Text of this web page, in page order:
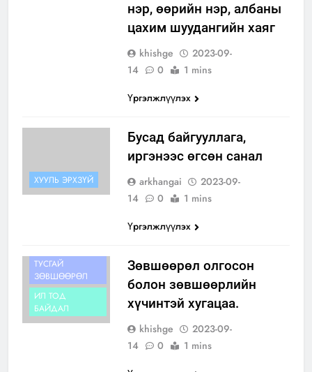
нэр, өөрийн нэр, албаны
цахим шуудангийн хаяг
khishge
2023-09-
14
0
1 mins
Үргэлжлүүлэх
ХУУЛЬ ЭРХЗҮЙ
Бусад байгууллага,
иргэнээс өгсөн санал
arkhangai
2023-09-
14
0
1 mins
Үргэлжлүүлэх
ТУСГАЙ
ЗӨВШӨӨРӨЛ
ИЛ ТОД
БАЙДАЛ
Зөвшөөрөл олгосон
болон зөвшөөрлийн
хүчинтэй хугацаа.
khishge
2023-09-
14
0
1 mins